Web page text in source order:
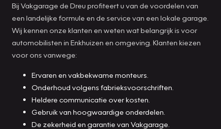
Bij Vakgarage de Dreu profiteert u van de voordelen van
een landelijke formule en de service van een lokale garage.
Wij kennen onze klanten en weten wat belangrijk is voor
automobilisten in Enkhuizen en omgeving. Klanten kiezen
voor ons vanwege:
Ervaren en vakbekwame monteurs.
Onderhoud volgens fabrieksvoorschriften.
Heldere communicatie over kosten.
Gebruik van hoogwaardige onderdelen.
De zekerheid en garantie van Vakgarage.